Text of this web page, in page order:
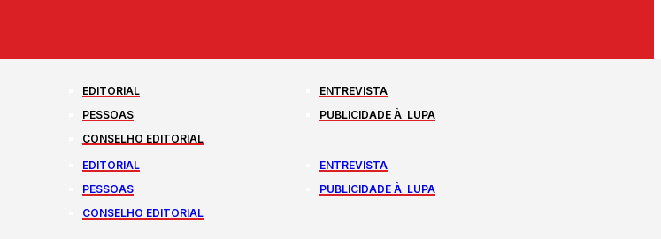
EDITORIAL
ENTREVISTA
PESSOAS
PUBLICIDADE À LUPA
CONSELHO EDITORIAL
EDITORIAL
ENTREVISTA
PESSOAS
PUBLICIDADE À LUPA
CONSELHO EDITORIAL